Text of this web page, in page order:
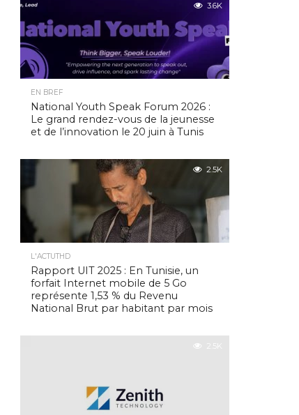
3.6K
EN BREF
National Youth Speak Forum 2026 :
Le grand rendez-vous de la jeunesse
et de l’innovation le 20 juin à Tunis
2.5K
L'ACTUTHD
Rapport UIT 2025 : En Tunisie, un
forfait Internet mobile de 5 Go
représente 1,53 % du Revenu
National Brut par habitant par mois
2.5K